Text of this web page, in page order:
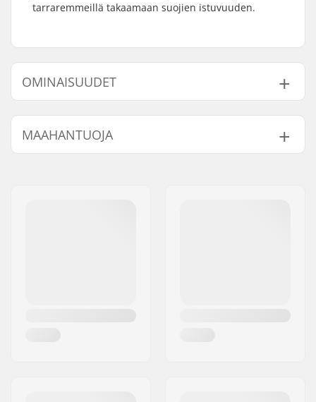
tarraremmeillä takaamaan suojien istuvuuden.
OMINAISUUDET
Vaahto:
EVA-
Peitteet:
Kovakantinen
MAAHANTUOJA